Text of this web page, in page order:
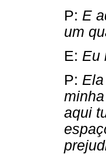
P: E
um
E: Eu
P:
aqui